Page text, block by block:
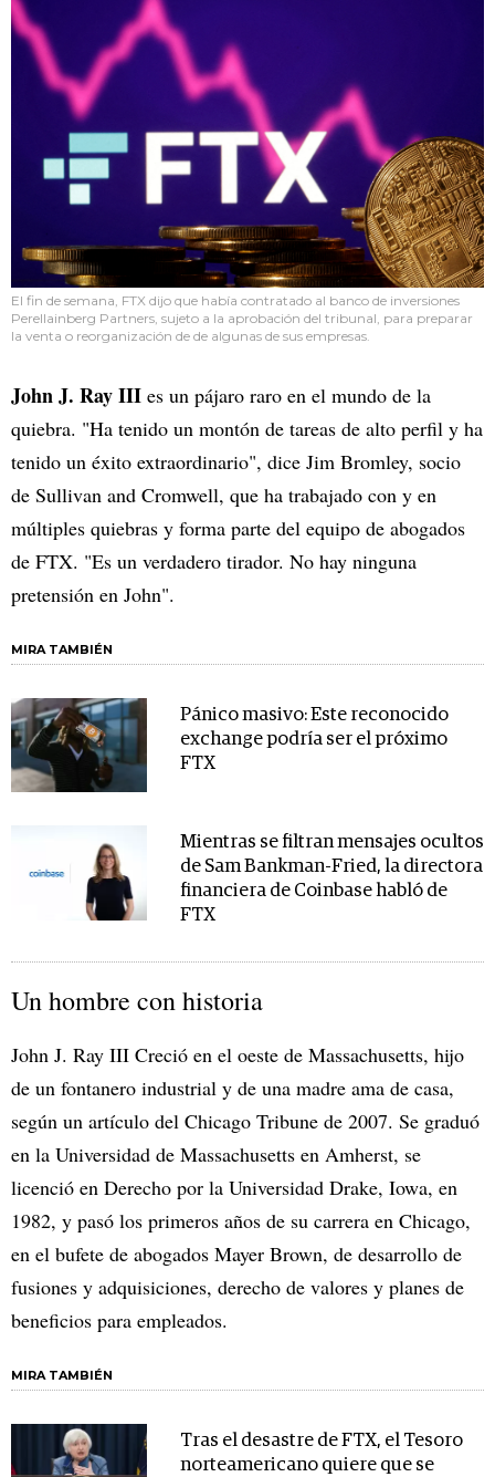
El fin de semana, FTX dijo que había contratado al banco de inversiones
Perellainberg Partners, sujeto a la aprobación del tribunal, para preparar
la venta o reorganización de de algunas de sus empresas.
John J. Ray III es un pájaro raro en el mundo de la
quiebra. "Ha tenido un montón de tareas de alto perfil y ha
tenido un éxito extraordinario", dice Jim Bromley, socio
de Sullivan and Cromwell, que ha trabajado con y en
múltiples quiebras y forma parte del equipo de abogados
de FTX. "Es un verdadero tirador. No hay ninguna
pretensión en John".
MIRA TAMBIÉN
Pánico masivo: Este reconocido
exchange podría ser el próximo
FTX
Mientras se filtran mensajes ocultos
de Sam Bankman-Fried, la directora
financiera de Coinbase habló de
FTX
Un hombre con historia
John J. Ray III Creció en el oeste de Massachusetts, hijo
de un fontanero industrial y de una madre ama de casa,
según un artículo del Chicago Tribune de 2007. Se graduó
en la Universidad de Massachusetts en Amherst, se
licenció en Derecho por la Universidad Drake, Iowa, en
1982, y pasó los primeros años de su carrera en Chicago,
en el bufete de abogados Mayer Brown, de desarrollo de
fusiones y adquisiciones, derecho de valores y planes de
beneficios para empleados.
MIRA TAMBIÉN
Tras el desastre de FTX, el Tesoro
norteamericano quiere que se